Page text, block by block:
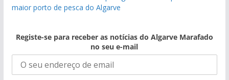
maior porto de pesca do Algarve
Registe-se para receber as notícias do Algarve Marafado
no seu e-mail